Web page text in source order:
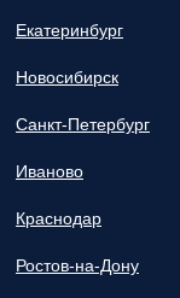
Екатеринбург
Новосибирск
Санкт-Петербург
Иваново
Краснодар
Ростов-на-Дону